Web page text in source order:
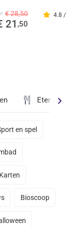
€ 28,50
21 ,50
4.8 /
Eten &
en spel
Karten
Bioscoop